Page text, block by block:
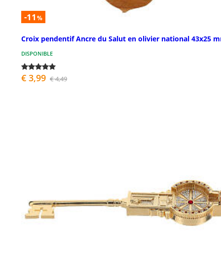
-11 %
Croix pendentif Ancre du Salut en olivier national 43x25
DISPONIBLE
€ 3,99 € 4,49